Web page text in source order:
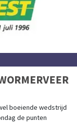
boeiende wedstrijd
de punten